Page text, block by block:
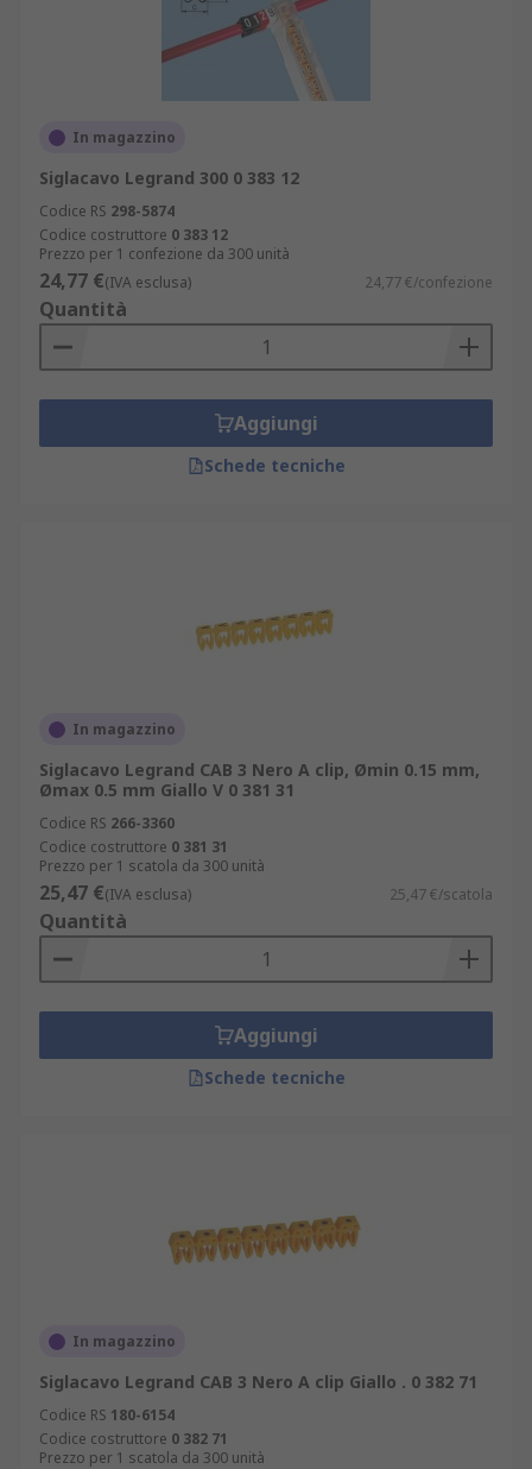
In magazzino
Siglacavo Legrand 300 0 383 12
Codice RS 298-5874
Codice costruttore 0 383 12
Prezzo per 1 confezione da 300 unità
24,77 €(IVA esclusa) 24,77 €/confezione
Quantità
Aggiungi
Schede tecniche
In magazzino
Siglacavo Legrand CAB 3 Nero A clip, Ømin 0.15 mm,
Ømax 0.5 mm Giallo V 0 381 31
Codice RS 266-3360
Codice costruttore 0 381 31
Prezzo per 1 scatola da 300 unità
25,47 €(IVA esclusa) 25,47 €/scatola
Quantità
Aggiungi
Schede tecniche
In magazzino
Siglacavo Legrand CAB 3 Nero A clip Giallo . 0 382 71
Codice RS 180-6154
Codice costruttore 0 382 71
Prezzo per 1 scatola da 300 unità